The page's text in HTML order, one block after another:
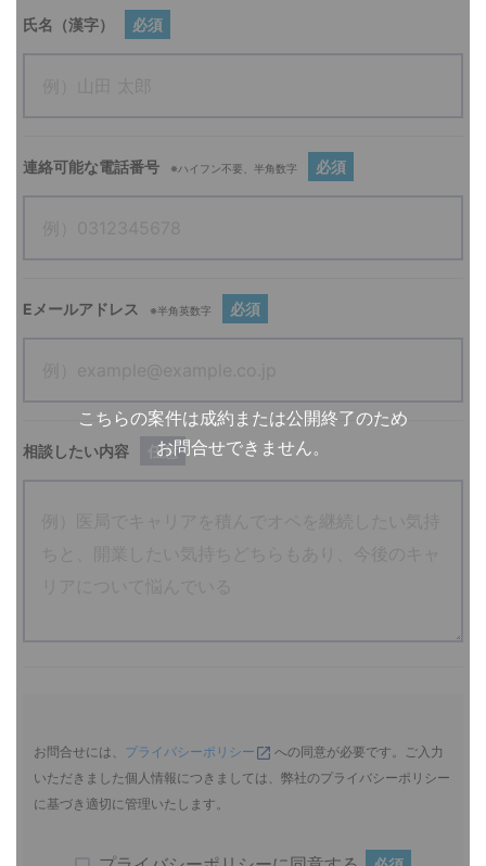
こちらの案件は成約または公開終了のため
お問合せできません。
氏名（漢字） 必須
連絡可能な電話番号 ※ハイフン不要、半角数字 必須
Eメールアドレス ※半角英数字 必須
相談したい内容 任意
お問合せには、 プライバシーポリシー
への同意が必要です。ご入力
いただきました個人情報につきましては、弊社のプライバシーポリシー
に基づき適切に管理いたします。